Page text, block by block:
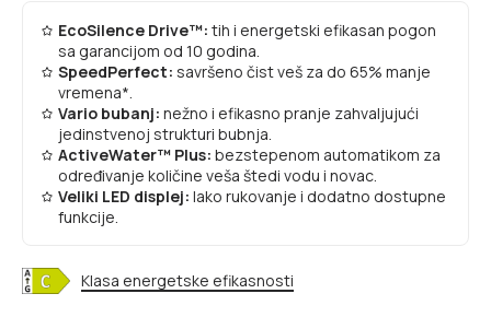
EcoSilence Drive™: tih i energetski efikasan pogon
sa garancijom od 10 godina.
SpeedPerfect: savršeno čist veš za do 65% manje
vremena*.
Vario bubanj: nežno i efikasno pranje zahvaljujući
jedinstvenoj strukturi bubnja.
ActiveWater™ Plus: bezstepenom automatikom za
određivanje količine veša štedi vodu i novac.
Veliki LED displej: lako rukovanje i dodatno dostupne
funkcije.
Klasa energetske efikasnosti